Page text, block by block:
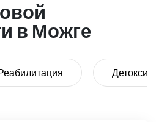
в Можге